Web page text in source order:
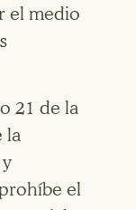
el medio
21 de la
la
el